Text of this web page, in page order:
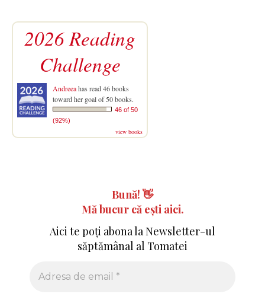
2026 Reading
Challenge
Andreeahas read 46 books
toward her goal of 50 books.
46 of 50
(92%)
view books
Bună! 👋
Mă bucur că ești aici.
Aici te poți abona la Newsletter-ul
săptămânal al Tomatei